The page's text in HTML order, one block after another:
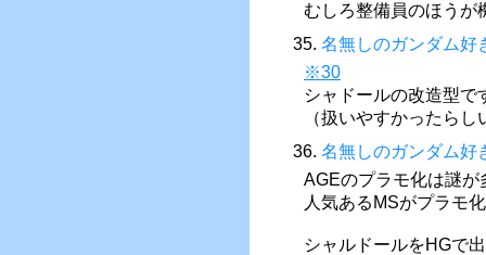
むしろ整備員のほうが
35. 名無しのガンダム好
※30
シャドールの改造型で
（扱いやすかったら
36. 名無しのガンダム好
AGEのプラモ化は謎が
人気あるMSがプラモ
シャルドールをHGで